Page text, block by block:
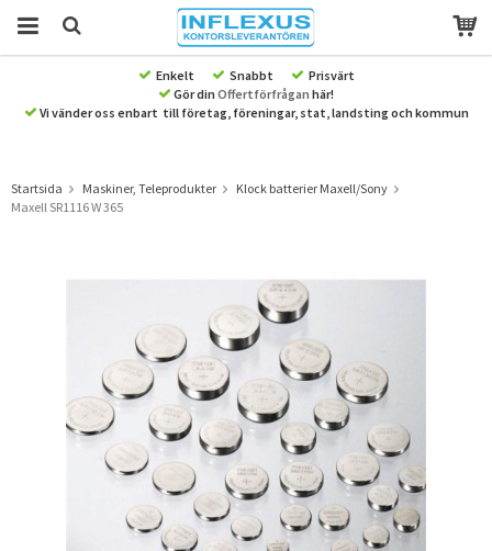
Produkten har blivit tillagd i varukorgen
Enkelt Snabbt
Prisvärt
Gör din Offertförfrågan här!
Vi vänder oss enbart till företag, föreningar, stat, landsting och kommun
Startsida Maskiner, Teleprodukter
Klock batterier Maxell/Sony
Maxell SR1116 W 365